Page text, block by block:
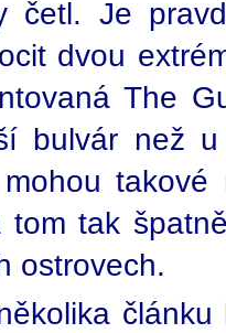
četl. Je
dvou
The
bulvár než
tak
ostrovech.